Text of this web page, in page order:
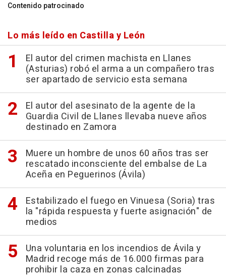
Contenido patrocinado
Lo más leído en Castilla y León
El autor del crimen machista en Llanes
(Asturias) robó el arma a un compañero tras
ser apartado de servicio esta semana
El autor del asesinato de la agente de la
Guardia Civil de Llanes llevaba nueve años
destinado en Zamora
Muere un hombre de unos 60 años tras ser
rescatado inconsciente del embalse de La
Aceña en Peguerinos (Ávila)
Estabilizado el fuego en Vinuesa (Soria) tras
la "rápida respuesta y fuerte asignación" de
medios
Una voluntaria en los incendios de Ávila y
Madrid recoge más de 16.000 firmas para
prohibir la caza en zonas calcinadas